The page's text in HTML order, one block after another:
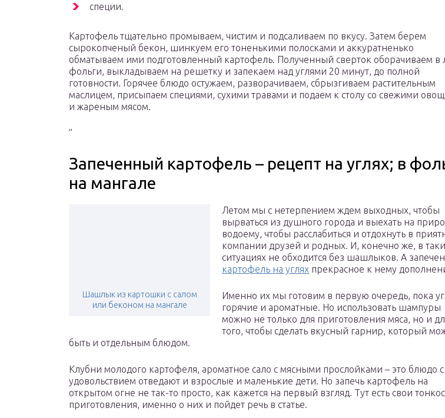
специи.
Картофель тщательно промываем, чистим и подсаливаем по вкусу. Затем берем
сырокопченый бекон, шинкуем его тоненькими полосками и аккуратненько
обматываем ими подготовленный картофель. Полученный сверток оборачиваем в
фольги, выкладываем на решетку и запекаем над углями 20 минут, до полной
готовности. Горячее блюдо остужаем, разворачиваем, сбрызгиваем растительным
маслицем, присыпаем специями, сухими травами и подаем к столу со свежими
и жареным мясом.
”
Запеченный картофель – рецепт на углях; в
на мангале
Шашлык из картошки с салом
или беконом на мангале
Летом мы с нетерпением ждем выходных, чтобы
вырваться из душного города и выехать на
водоему, чтобы расслабиться и отдохнуть в
компании друзей и родных. И, конечно же, в
ситуациях не обходится без шашлыков. А
картофель на углях прекрасное к нему
Именно их мы готовим в первую очередь, пока
горячие и ароматные. Но использовать шампуры
можно не только для приготовления мяса, но и
того, чтобы сделать вкусный гарнир, который
быть и отдельным блюдом.
Клубни молодого картофеля, ароматное сало с мясными прослойками – это блюдо с
удовольствием отведают и взрослые и маленькие дети. Но запечь картофель на
открытом огне не так-то просто, как кажется на первый взгляд. Тут есть свои
приготовления, именно о них и пойдет речь в статье.